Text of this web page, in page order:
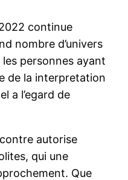
continue
nombre d’univers
personnes ayant
de la interpretation
a l’egard de
autorise
qui une
Que